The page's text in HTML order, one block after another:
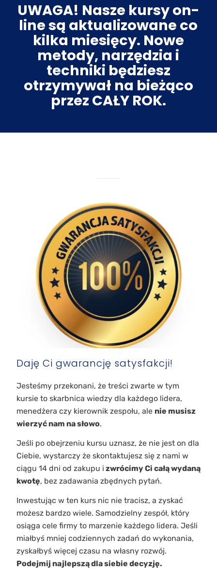
UWAGA! Nasze kursy on-
line są aktualizowane co
kilka miesięcy. Nowe
metody, narzędzia i
techniki będziesz
otrzymywał na bieżąco
przez CAŁY ROK.
Daję Ci gwarancję satysfakcji!
Jesteśmy przekonani, że treści zwarte w tym
kursie to skarbnica wiedzy dla każdego lidera,
menedżera czy kierownik zespołu, ale nie musisz
wierzyć nam na słowo.
Jeśli po obejrzeniu kursu uznasz, że nie jest on dla
Ciebie, wystarczy że skontaktujesz się z nami w
ciągu 14 dni od zakupu i zwrócimy Ci całą wydaną
kwotę, bez zadawania zbędnych pytań.
Inwestując w ten kurs nic nie tracisz, a zyskać
możesz bardzo wiele. Samodzielny zespół, który
osiąga cele firmy to marzenie każdego lidera. Jeśli
miałbyś mniej codziennych zadań do wykonania,
zyskałbyś więcej czasu na własny rozwój.
Podejmij najlepszą dla siebie decyzję.